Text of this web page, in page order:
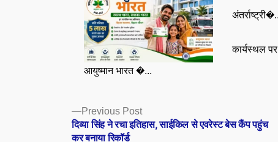
आयुष्मान भारत �...
कार्यस्थल
Posts
navigation
Previous PostPrevious
post:
दिव्या सिंह ने रचा इतिहास, साईकिल से एवरेस्ट बेस कैंप पहुंच
कर बनाया रिकॉर्ड